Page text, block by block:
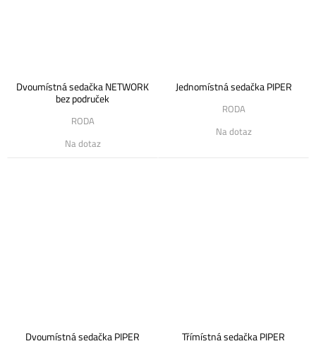
Dvoumístná sedačka NETWORK
bez područek
RODA
Na dotaz
Jednomístná sedačka PIPER
RODA
Na dotaz
Dvoumístná sedačka PIPER Třímístná sedačka PIPER